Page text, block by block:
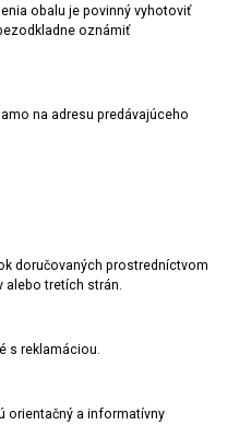
obalu je povinný vyhotoviť
oznámiť
na adresu predávajúceho
doručovaných prostredníctvom
alebo tretích strán.
s reklamáciou.
orientačný a informatívny